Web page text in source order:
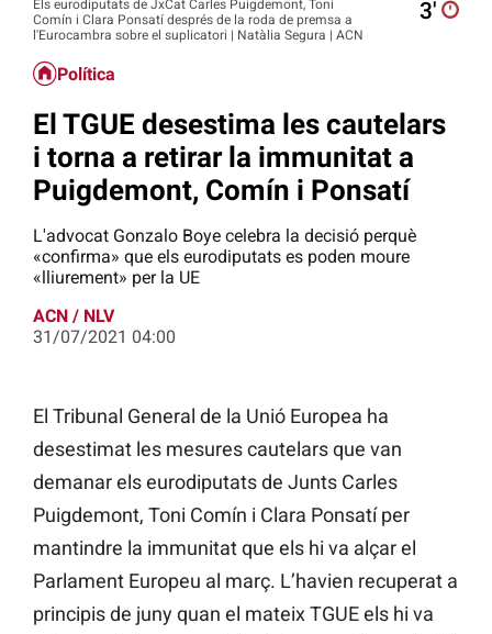
Els eurodiputats de JxCat Carles Puigdemont, Toni
Comín i Clara Ponsatí després de la roda de premsa a
l'Eurocambra sobre el suplicatori | Natàlia Segura | ACN
3′
Política
El TGUE desestima les cautelars
i torna a retirar la immunitat a
Puigdemont, Comín i Ponsatí
L'advocat Gonzalo Boye celebra la decisió perquè
«confirma» que els eurodiputats es poden moure
«lliurement» per la UE
ACN / NLV
31/07/2021 04:00
El Tribunal General de la Unió Europea ha
desestimat les mesures cautelars que van
demanar els eurodiputats de Junts Carles
Puigdemont, Toni Comín i Clara Ponsatí per
mantindre la immunitat que els hi va alçar el
Parlament Europeu al març. L’havien recuperat a
principis de juny quan el mateix TGUE els hi va